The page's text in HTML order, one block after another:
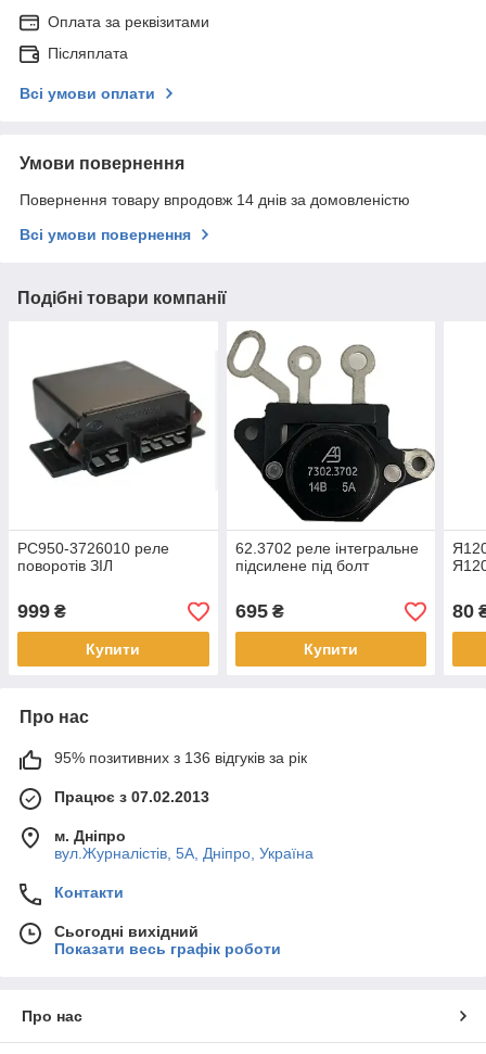
Оплата за реквізитами
Післяплата
Всі умови оплати
Умови повернення
Повернення товару впродовж 14 днів за домовленістю
Всі умови повернення
Подібні товари компанії
РС950-3726010 реле
поворотів ЗІЛ
999 ₴
Купити
62.3702 реле інтегральне
підсилене під болт
695₴
Купити
80
Про нас
95% позитивних з 136 відгуків за рік
Працює з 07.02.2013
м. Дніпро
вул.Журналістів, 5А, Дніпро, Україна
Контакти
Сьогодні вихідний
Показати весь графік роботи
Про нас